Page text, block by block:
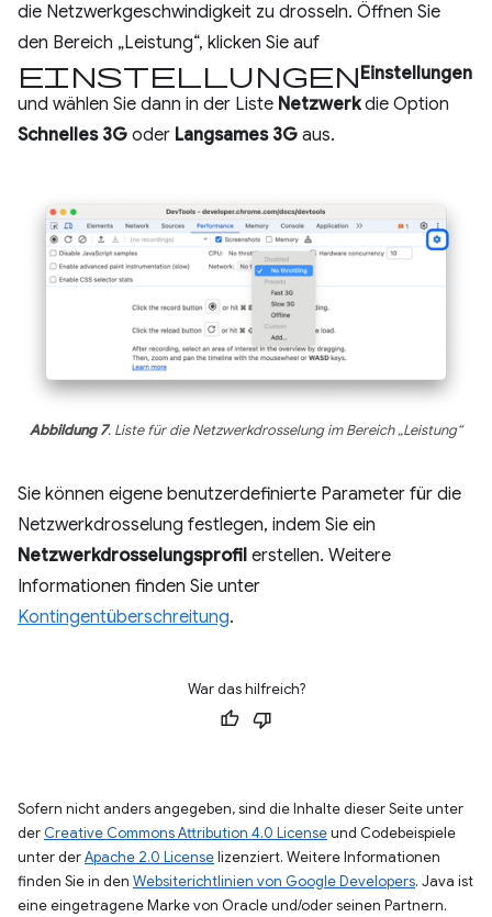
die Netzwerkgeschwindigkeit zu drosseln. Öffnen Sie
den Bereich „Leistung“, klicken Sie auf
EinstellungenEinstellungen
und wählen Sie dann in der Liste Netzwerkdie Option
Schnelles 3G oder Langsames 3G aus.
Abbildung 7. Liste für die Netzwerkdrosselung im Bereich „Leistung“
Sie können eigene benutzerdefinierte Parameter für die
Netzwerkdrosselung festlegen, indem Sie ein
Netzwerkdrosselungsprofil erstellen. Weitere
Informationen finden Sie unter
Kontingentüberschreitung.
War das hilfreich?
Sofern nicht anders angegeben, sind die Inhalte dieser Seite unter
der Creative Commons Attribution 4.0 Licenseund Codebeispiele
unter derApache 2.0 Licenselizenziert. Weitere Informationen
finden Sie in den Websiterichtlinien von Google Developers. Java ist
eine eingetragene Marke von Oracle und/oder seinen Partnern.